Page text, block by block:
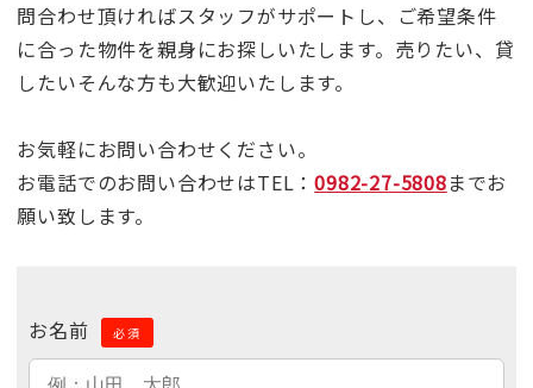
問合わせ頂ければスタッフがサポートし、ご希望条件
に合った物件を親身にお探しいたします。売りたい、貸
したいそんな方も大歓迎いたします。
お気軽にお問い合わせください。
お電話でのお問い合わせはTEL：0982-27-5808までお
願い致します。
お名前 必須